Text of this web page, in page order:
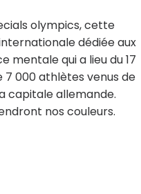
olympics, cette
dédiée aux
mentale qui a lieu du 17
7 000 athlètes venus de
capitale allemande.
nos couleurs.